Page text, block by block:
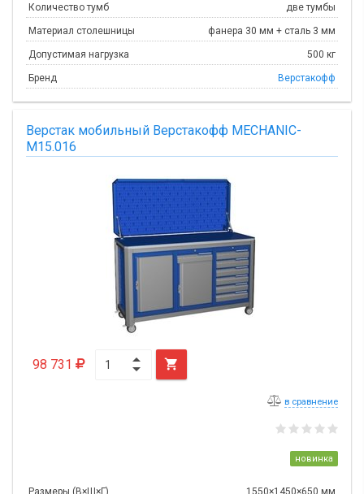
Количество тумб две тумбы
Материал столешницы фанера 30 мм + сталь 3 мм
Допустимая нагрузка 500 кг
Бренд Верстакофф
Верстак мобильный Верстакофф MECHANIC-
М15.016
98 731 
в сравнение
новинка